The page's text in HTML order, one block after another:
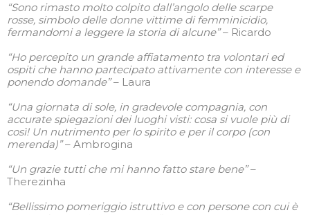
“Sono rimasto molto colpito dall’angolo delle scarpe
rosse, simbolo delle donne vittime di femminicidio,
fermandomi a leggere la storia di alcune”– Ricardo
“Ho percepito un grande affiatamento tra volontari ed
ospiti che hanno partecipato attivamente con interesse e
ponendo domande”– Laura
“Una giornata di sole, in gradevole compagnia, con
accurate spiegazioni dei luoghi visti: cosa si vuole più di
così! Un nutrimento per lo spirito e per il corpo (con
merenda)”– Ambrogina
“Un grazie tutti che mi hanno fatto stare bene”–
Therezinha
“Bellissimo pomeriggio istruttivo e con persone con cui è